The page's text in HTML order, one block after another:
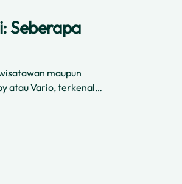
Seberapa
maupun
atau Vario, terkenal
jalan kecil serta lalu
dan ramah bagi
wisata tanpa repot.